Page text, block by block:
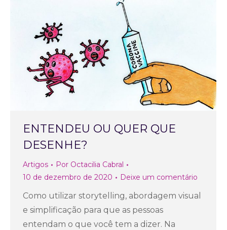
ENTENDEU OU QUER QUE
DESENHE?
Artigos Por Octacilia Cabral
10 de dezembro de 2020
Deixe um comentário
Como utilizar storytelling, abordagem visual
e simplificação para que as pessoas
entendam o que você tem a dizer. Na